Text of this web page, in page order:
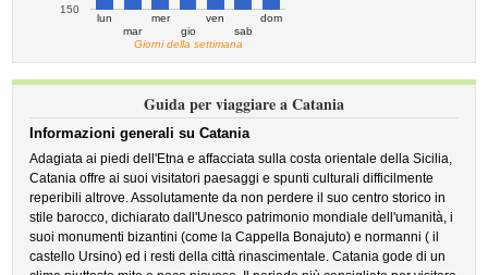
lun
mar
mer
gio
ven
sab
dom
150
Giorni della settimana
Guida per viaggiare a Catania
Informazioni generali su Catania
Adagiata ai piedi dell'Etna e affacciata sulla costa orientale della Sicilia,
Catania offre ai suoi visitatori paesaggi e spunti culturali difficilmente
reperibili altrove. Assolutamente da non perdere il suo centro storico in
stile barocco, dichiarato dall'Unesco patrimonio mondiale dell'umanità, i
suoi monumenti bizantini (come la Cappella Bonajuto) e normanni ( il
castello Ursino) ed i resti della città rinascimentale. Catania gode di un